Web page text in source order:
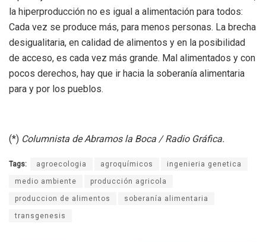
la hiperproducción no es igual a alimentación para todos:
Cada vez se produce más, para menos personas. La brecha
desigualitaria, en calidad de alimentos y en la posibilidad
de acceso, es cada vez más grande. Mal alimentados y con
pocos derechos, hay que ir hacia la soberanía alimentaria
para y por los pueblos.
(*) Columnista de Abramos la Boca / Radio Gráfica.
Tags: agroecologia agroquímicos ingenieria genetica
medio ambiente producción agricola
produccion de alimentos soberanía alimentaria
transgenesis